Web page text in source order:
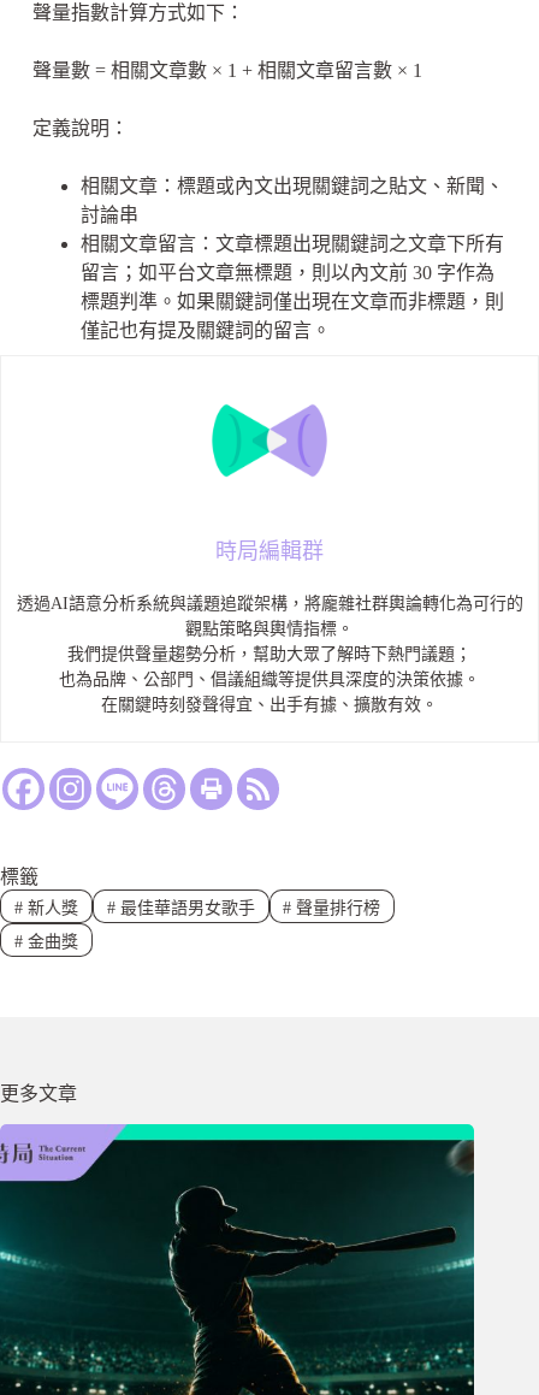
聲量指數計算方式如下：
聲量數 = 相關文章數 × 1 + 相關文章留言數 × 1
定義說明：
相關文章：標題或內文出現關鍵詞之貼文、新聞、
討論串
相關文章留言：文章標題出現關鍵詞之文章下所有
留言；如平台文章無標題，則以內文前 30 字作為
標題判準。如果關鍵詞僅出現在文章而非標題，則
僅記也有提及關鍵詞的留言。
時局編輯群
透過AI語意分析系統與議題追蹤架構，將龐雜社群輿論轉化為可行的
觀點策略與輿情指標。
我們提供聲量趨勢分析，幫助大眾了解時下熱門議題；
也為品牌、公部門、倡議組織等提供具深度的決策依據。
在關鍵時刻發聲得宜、出手有據、擴散有效。
標籤
#新人獎 #最佳華語男女歌手 # 聲量排行榜
#金曲獎
更多文章